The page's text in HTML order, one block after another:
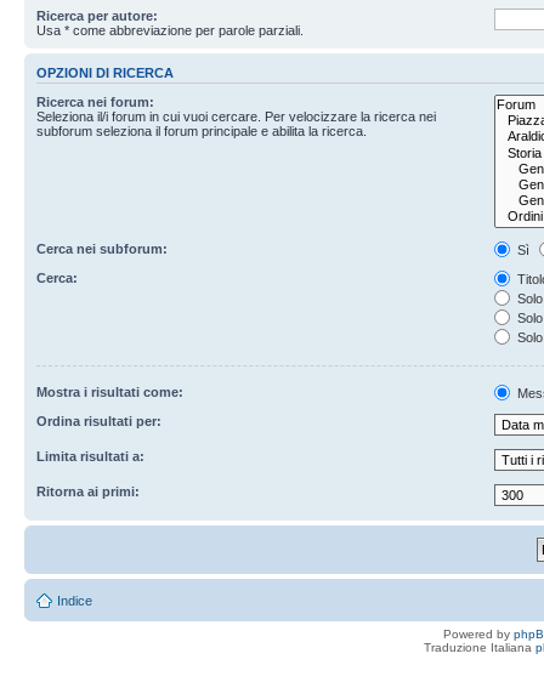
Ricerca per autore:
Usa * come abbreviazione per parole parziali.
OPZIONI DI RICERCA
Ricerca nei forum:
Seleziona il/i forum in cui vuoi cercare. Per velocizzare la ricerca nei
subforum seleziona il forum principale e abilita la ricerca.
Cerca nei subforum:
Sì
Cerca:
Mostra i risultati come:
Ordina risultati per:
Limita risultati a:
Ritorna ai primi:
Indice
Powered by
Traduzione Italiana